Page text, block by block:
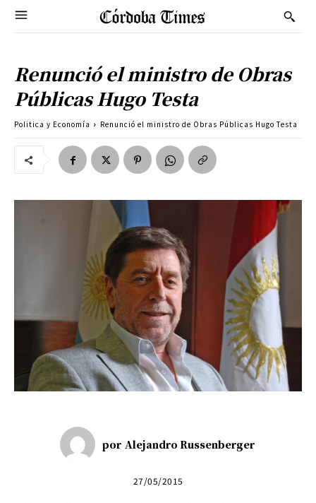
Renunció el ministro de Obras
Públicas Hugo Testa
Politica y Economía Renunció el ministro de Obras Públicas Hugo Testa
por Alejandro Russenberger
27/05/2015